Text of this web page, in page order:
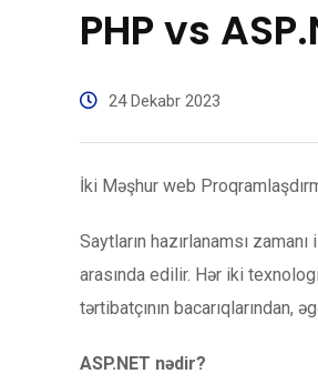
PHP vs
24 Dekabr 2023
İki Məşhur web
Saytların hazırlanamsı
arasında edilir. Hər iki
tərtibatçının bacarıqlarından,
ASP.NET nədir?